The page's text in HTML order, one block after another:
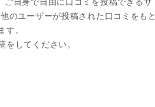
のユーザーが投稿された口コミをもと
す。
をしてください。